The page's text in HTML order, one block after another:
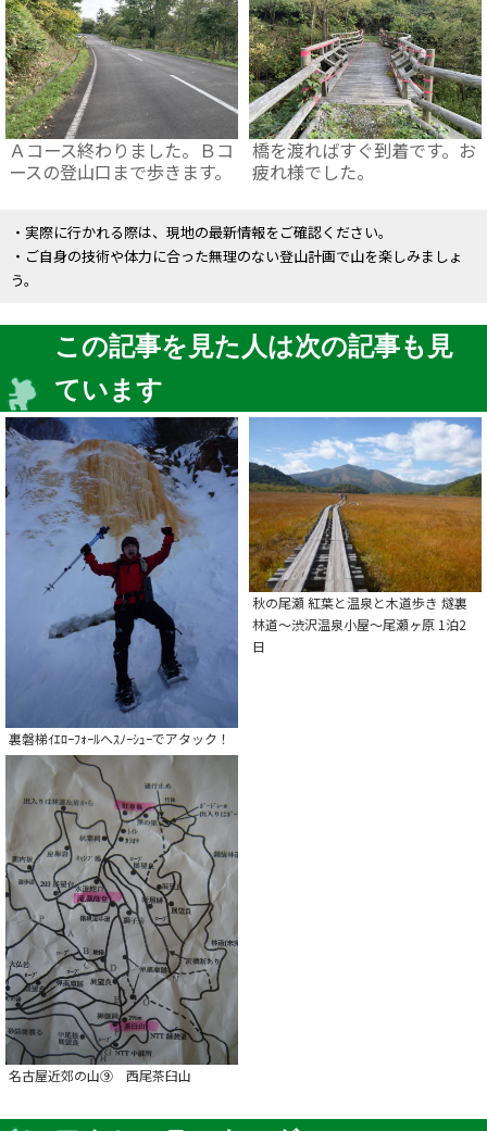
Ａコース終わりました。Ｂコ
ースの登山口まで歩きます。
橋を渡ればすぐ到着です。お
疲れ様でした。
・実際に行かれる際は、現地の最新情報をご確認ください。
・ご自身の技術や体力に合った無理のない登山計画で山を楽しみましょ
う。
この記事を見た人は次の記事も見
ています
裏磐梯ｲｴﾛｰﾌｫｰﾙへｽﾉｰｼｭｰでアタック！
秋の尾瀬 紅葉と温泉と木道歩き 燧裏
林道～渋沢温泉小屋～尾瀬ヶ原 1泊2
日
名古屋近郊の山➈ 西尾茶臼山